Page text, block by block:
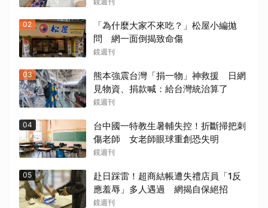
02
「為什麼大家不來吃？」松屋小編拋
問 網一面倒揭致命傷
鏡週刊
03
熊本強震台灣「捐一物」神救援 日網
見物資、捐款喊：給台灣統治算了
鏡週刊
04
台中國一特教生暑輔失控！折斷掃把刺
傷老師 女老師眼球重創恐失明
鏡週刊
05
赴日踩雷！超商結帳遭失禮店員「1反
應羞辱」多人遇過 網揭自保絕招
鏡週刊